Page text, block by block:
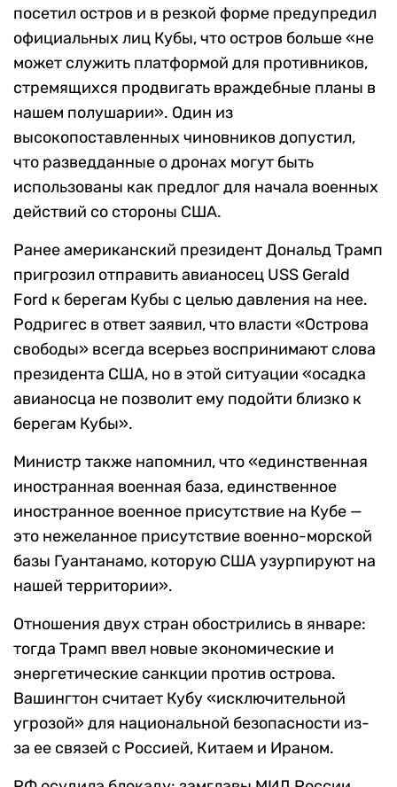
посетил остров и в резкой форме предупредил
официальных лиц Кубы, что остров больше «не
может служить платформой для противников,
стремящихся продвигать враждебные планы в
нашем полушарии». Один из
высокопоставленных чиновников допустил,
что разведданные о дронах могут быть
использованы как предлог для начала военных
действий со стороны США.
Ранее американский президент Дональд Трамп
пригрозил отправить авианосец USS Gerald
Ford к берегам Кубы с целью давления на нее.
Родригес в ответ заявил, что власти «Острова
свободы» всегда всерьез воспринимают слова
президента США, но в этой ситуации «осадка
авианосца не позволит ему подойти близко к
берегам Кубы».
Министр также напомнил, что «единственная
иностранная военная база, единственное
иностранное военное присутствие на Кубе —
это нежеланное присутствие военно-морской
базы Гуантанамо, которую США узурпируют на
нашей территории».
Отношения двух стран обострились в январе:
тогда Трамп ввел новые экономические и
энергетические санкции против острова.
Вашингтон считает Кубу «исключительной
угрозой» для национальной безопасности из-
за ее связей с Россией, Китаем и Ираном.